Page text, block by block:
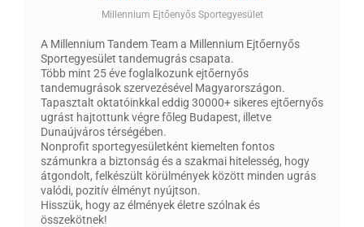
Millennium Ejtőenyős Sportegyesület
A Millennium Tandem Team a Millennium Ejtőernyős
Sportegyesület tandemugrás csapata.
Több mint 25 éve foglalkozunk ejtőernyős
tandemugrások szervezésével Magyarországon.
Tapasztalt oktatóinkkal eddig 30000+ sikeres ejtőernyős
ugrást hajtottunk végre főleg Budapest, illetve
Dunaújváros térségében.
Nonprofit sportegyesületként kiemelten fontos
számunkra a biztonság és a szakmai hitelesség, hogy
átgondolt, felkészült körülmények között minden ugrás
valódi, pozitív élményt nyújtson.
Hisszük, hogy az élmények életre szólnak és
összekötnek!